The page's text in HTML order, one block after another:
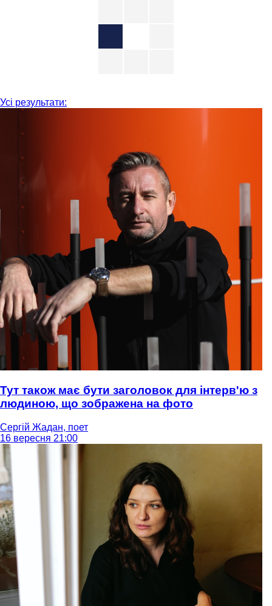
Усі результати:
Тут також має бути заголовок для інтерв'ю з
людиною, що зображена на фото
Сергій Жадан, поет
16 вересня 21:00